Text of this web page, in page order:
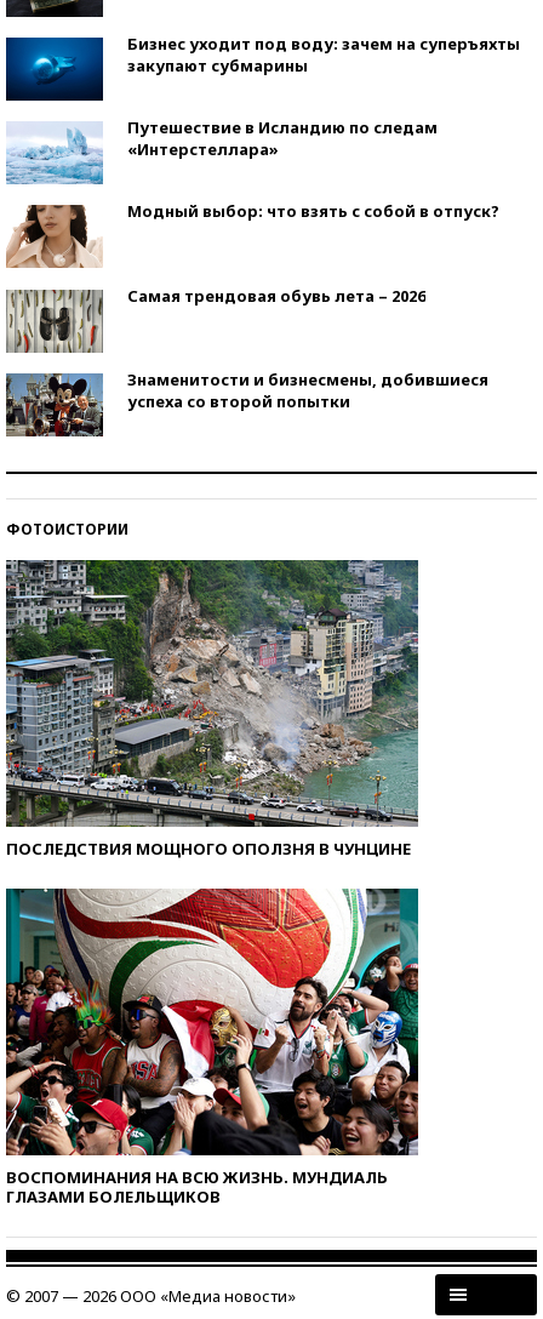
Бизнес уходит под воду: зачем на суперъяхты
закупают субмарины
Путешествие в Исландию по следам
«Интерстеллара»
Модный выбор: что взять с собой в отпуск?
Самая трендовая обувь лета – 2026
Знаменитости и бизнесмены, добившиеся
успеха со второй попытки
ФОТОИСТОРИИ
ПОСЛЕДСТВИЯ МОЩНОГО ОПОЛЗНЯ В ЧУНЦИНЕ
ВОСПОМИНАНИЯ НА ВСЮ ЖИЗНЬ. МУНДИАЛЬ
ГЛАЗАМИ БОЛЕЛЬЩИКОВ
© 2007 — 2026 ООО «Медиа новости»